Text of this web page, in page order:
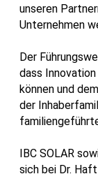
unseren
Unternehmen
Der
dass
können und
der
IBC SOLAR
sich bei Dr.